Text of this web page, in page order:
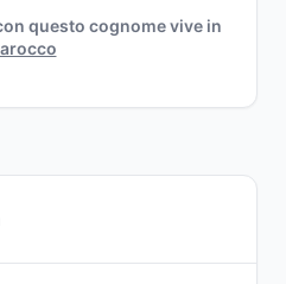
questo cognome vive in